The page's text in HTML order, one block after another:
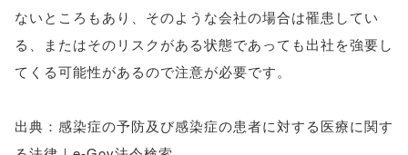
ないところもあり、そのような会社の場合は罹患してい
る、またはそのリスクがある状態であっても出社を強要し
てくる可能性があるので注意が必要です。
出典：感染症の予防及び感染症の患者に対する医療に関す